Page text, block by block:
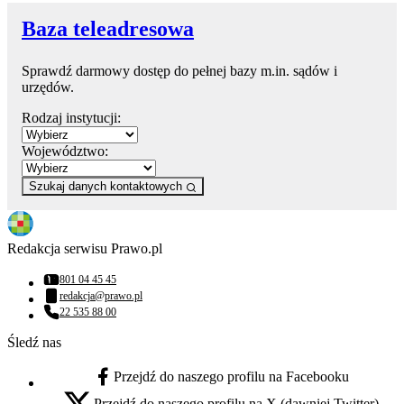
Baza teleadresowa
Sprawdź darmowy dostęp do pełnej bazy m.in. sądów i
urzędów.
Rodzaj instytucji:
Województwo:
Szukaj danych kontaktowych
Redakcja serwisu Prawo.pl
Numer telefonu:
801 04 45 45
Adres email:
redakcja@prawo.pl
Numer telefonu:
22 535 88 00
Śledź nas
facebook - otwiera się w nowej karcie
Przejdź do naszego profilu na Facebooku